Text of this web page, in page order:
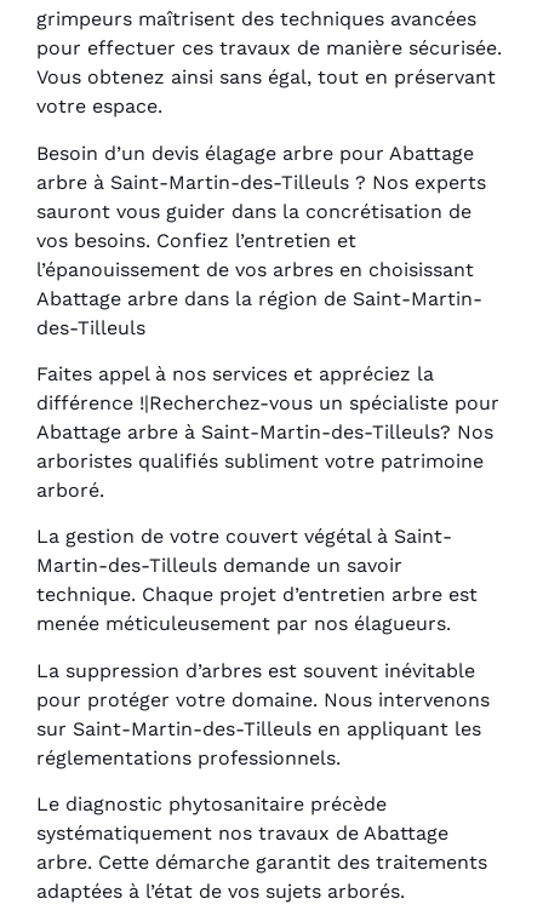
grimpeurs maîtrisent des techniques avancées
pour effectuer ces travaux de manière sécurisée.
Vous obtenez ainsi sans égal, tout en préservant
votre espace.
Besoin d’un devis élagage arbre pour Abattage
arbre à Saint-Martin-des-Tilleuls ? Nos experts
sauront vous guider dans la concrétisation de
vos besoins. Confiez l’entretien et
l’épanouissement de vos arbres en choisissant
Abattage arbre dans la région de Saint-Martin-
des-Tilleuls
Faites appel à nos services et appréciez la
différence !|Recherchez-vous un spécialiste pour
Abattage arbre à Saint-Martin-des-Tilleuls? Nos
arboristes qualifiés subliment votre patrimoine
arboré.
La gestion de votre couvert végétal à Saint-
Martin-des-Tilleuls demande un savoir
technique. Chaque projet d’entretien arbre est
menée méticuleusement par nos élagueurs.
La suppression d’arbres est souvent inévitable
pour protéger votre domaine. Nous intervenons
sur Saint-Martin-des-Tilleuls en appliquant les
réglementations professionnels.
Le diagnostic phytosanitaire précède
systématiquement nos travaux de Abattage
arbre. Cette démarche garantit des traitements
adaptées à l’état de vos sujets arborés.